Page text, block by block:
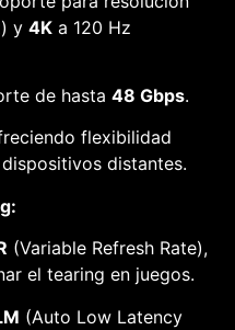
y 4K a 120 Hz
de hasta 48 Gbps.
flexibilidad
distantes.
(Variable Refresh Rate),
el tearing en juegos.
(Auto Low Latency